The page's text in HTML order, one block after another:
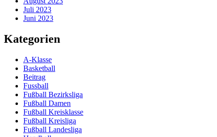
Juli 2023
Juni 2023
Kategorien
A-Klasse
Basketball
Beitrag
Fussball
Fußball Bezirksliga
Fußball Damen
Fußball Kreisklasse
Fußball Kreisliga
Fußball Landesliga